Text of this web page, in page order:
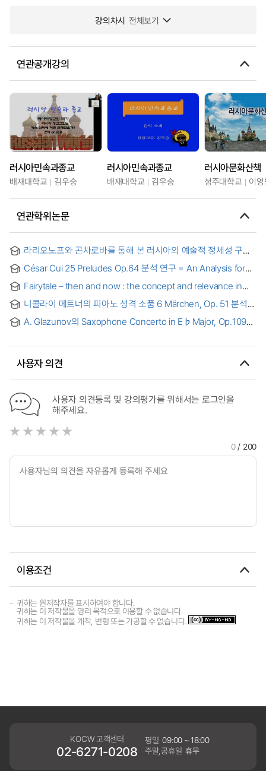
강의차시 전체보기
연관공개강의
러시아민속과종교
배재대학교 김우승
러시아민속과종교
배재대학교 김우승
러시아문화산책
청주대학교 이
연관학위논문
라리오노프와 곤차로바를 통해 본 러시아의 예술적 정체성 구현
César Cui 25 Preludes Op.64 분석 연구 = An Analysis for
Fairytale – then and now : the concept and relevance in
Fine Art
니콜라이 메트너의 피아노 성격 소품 6 Märchen, Op. 51 분석
연구 = An Analytical Study of 6 Märchen Op. 51
A. Glazunov의 Saxophone Concerto in E♭Major, Op.109에
Saxophone Concerto in E♭ Major, Op.109
사용자 의견
사용자 의견등록 및 강의평가를 위해서는 로그인을
해주세요.
0/ 200
이용조건
귀하는 원저작자를 표시하여야 합니다.
귀하는 이 저작물을 영리 목적으로 이용할 수 없습니다.
귀하는 이 저작물을 개작, 변형 또는 가공할 수 없습니다.
KOCW 고객센터
02-6271-0208
평일 09:00 ~ 18:00
주말,공휴일 휴무